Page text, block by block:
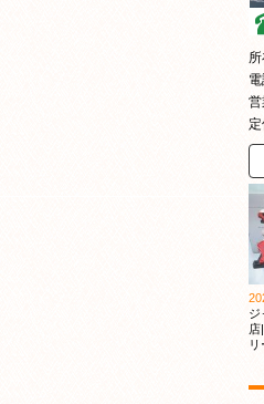
ジ
店
リ